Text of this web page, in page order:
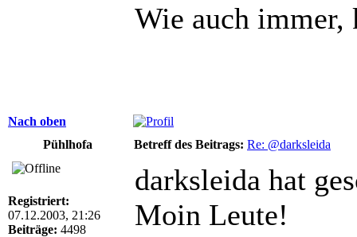
Wie auch immer,
Nach oben
Pühlhofa
Betreff des Beitrags: Re: @darksleida
Registriert:
07.12.2003, 21:26
Beiträge: 4498
darksleida hat
Moin Leute!